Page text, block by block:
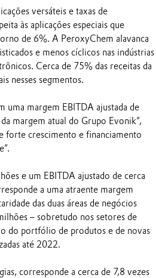
versáteis e taxas de
às aplicações especiais que
de 6%. A PeroxyChem alavanca
e menos cíclicos nas indústrias
Cerca de 75% das receitas da
nesses segmentos.
uma margem EBITDA ajustada de
margem atual do Grupo Evonik”,
forte crescimento e financiamento
e um EBITDA ajustado de cerca
a uma atraente margem
das duas áreas de negócios
– sobretudo nos setores de
do portfólio de produtos e de novas
até 2022.
corresponde a cerca de 7,8 vezes